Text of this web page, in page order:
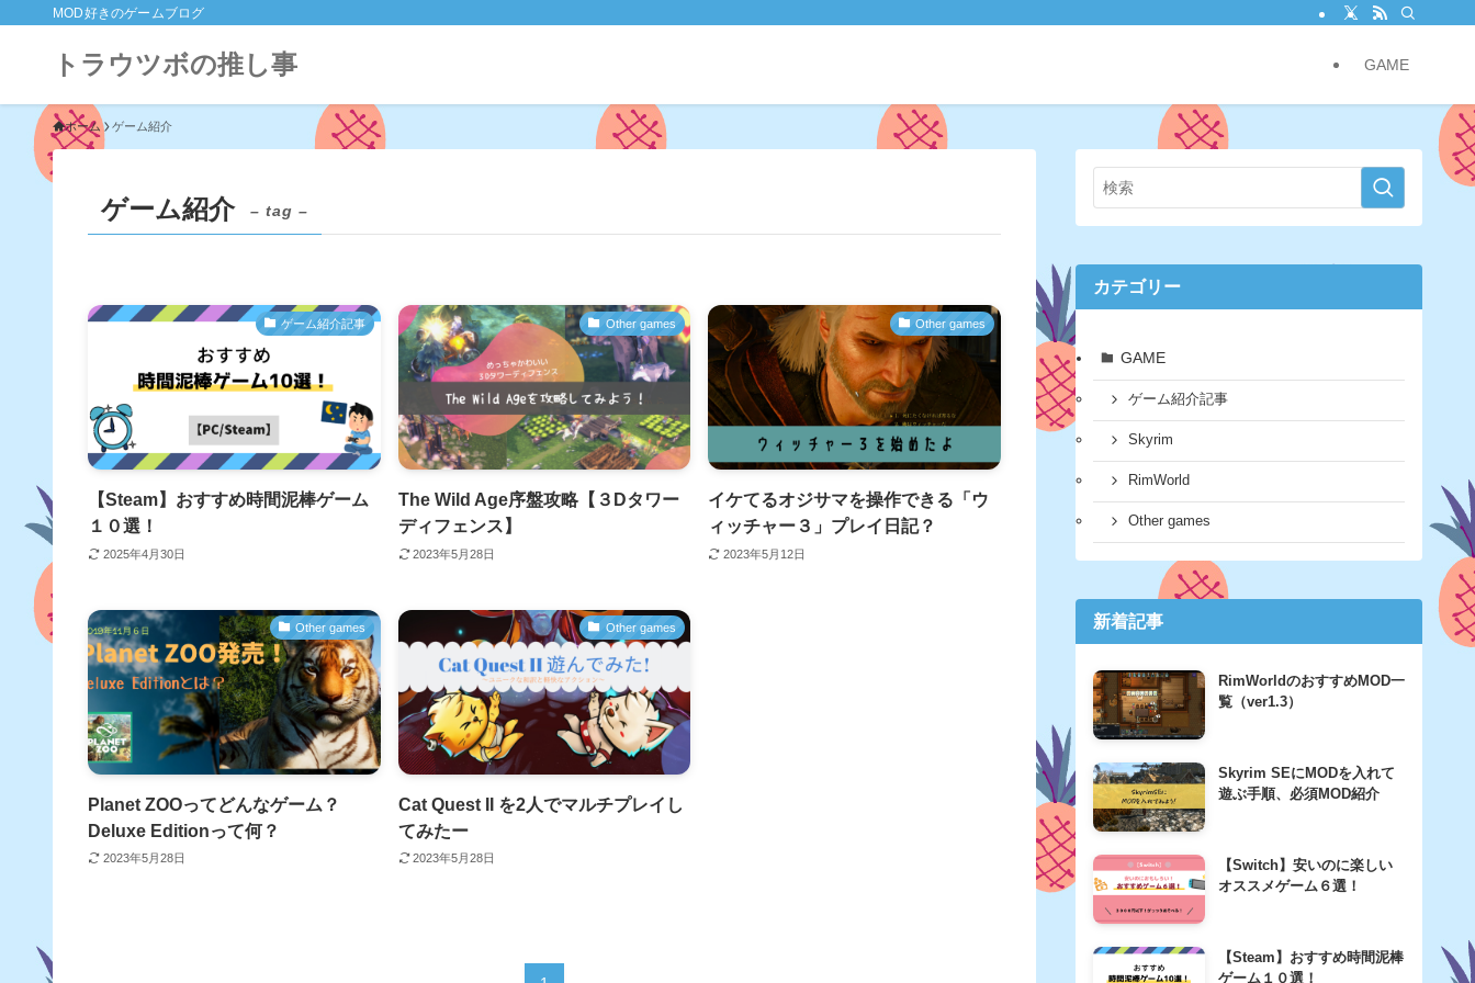
MOD好きのゲームブログ
トラウツボの推し事 GAME
ホーム ゲーム紹介
ゲーム紹介 – tag –
ゲーム紹介記事
【Steam】おすすめ時間泥棒ゲーム
１０選！
2025年4月30日
Other games
The Wild Age序盤攻略【３Dタワー
ディフェンス】
2023年5月28日
Other games
イケてるオジサマを操作できる「ウ
ィッチャー３」プレイ日記？
2023年5月12日
Other games
Planet ZOOってどんなゲーム？
Deluxe Editionって何？
2023年5月28日
Other games
Cat Quest II を2人でマルチプレイし
てみたー
2023年5月28日
カテゴリー
GAME
ゲーム紹介記事
Skyrim
RimWorld
Other games
新着記事
RimWorldのおすすめMOD一
覧（ver1.3）
Skyrim SEにMODを入れて
遊ぶ手順、必須MOD紹介
【Switch】安いのに楽しい
オススメゲーム６選！
【Steam】おすすめ時間泥棒
ゲーム１０選！